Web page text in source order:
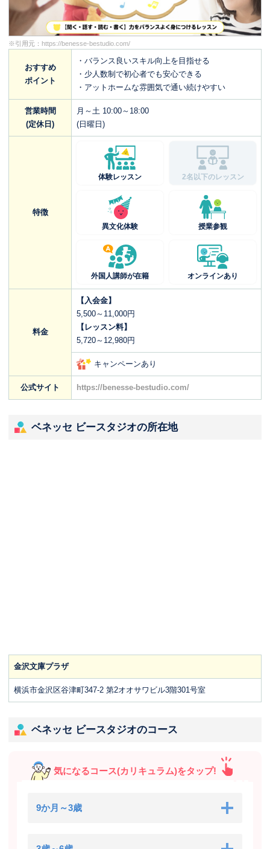
※引用元： https://benesse-bestudio.com/
おすすめ
ポイント
・バランス良いスキル向上を目指せる
・少人数制で初心者でも安心できる
・アットホームな雰囲気で通い続けやすい
営業時間
(定休日)
月～土 10:00～18:00
(日曜日)
特徴
体験レッスン 2名以下のレッスン
異文化体験 授業参観
外国人講師が在籍 オンラインあり
料金
【入会金】
5,500～11,000円
【レッスン料】
5,720～12,980円
キャンペーンあり
公式サイト https://benesse-bestudio.com/
ベネッセ ビースタジオの所在地
金沢文庫プラザ
横浜市金沢区谷津町347-2 第2オオサワビル3階301号室
ベネッセ ビースタジオのコース
気になるコース(カリキュラム)をタップ!
9か月～3歳